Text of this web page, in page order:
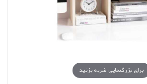
برای بزرگنمایی ضربه بزنید